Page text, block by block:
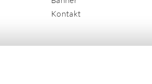
Kontakt